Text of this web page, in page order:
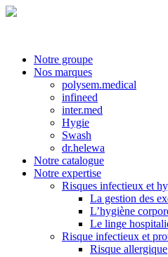
Notre groupe
Nos marques
polysem.medical
infineed
inter.med
Hygie
Swash
dr.helewa
Notre catalogue
Notre expertise
Risques infectieux et
La gestion des
L’hygiène
Le linge
Risque infectieux et
Risque allergique